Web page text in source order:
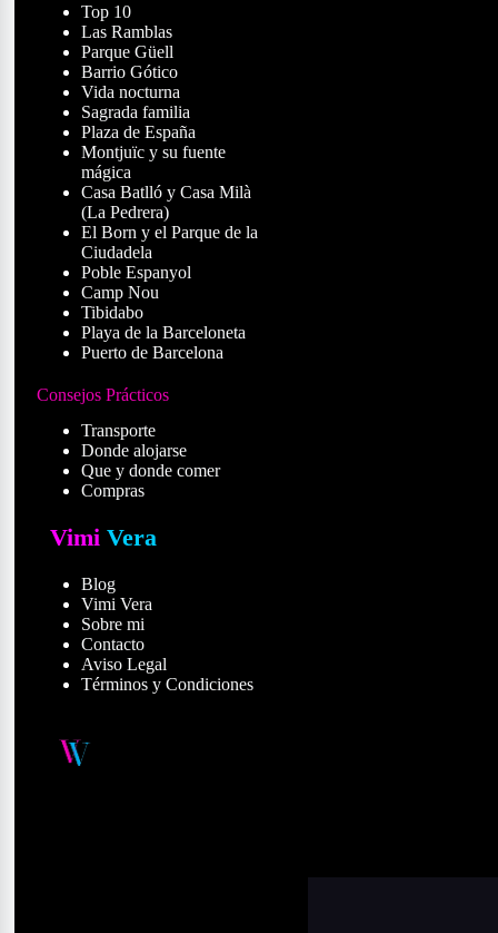
Las Ramblas
transformaron
histórica con la
Top 10
Las Ramblas
Parque Güell
Barrio Gótico
Vida nocturna
Sagrada familia
Plaza de España
Montjuïc y su fuente
mágica
Casa Batlló y Casa Milà
(La Pedrera)
El Born y el Parque de la
Ciudadela
Poble Espanyol
Camp Nou
Tibidabo
Playa de la Barceloneta
Puerto de Barcelona
Consejos Prácticos
Transporte
Donde alojarse
Que y donde comer
Compras
VimiVera
Blog
Vimi Vera
Sobre mi
Contacto
Aviso Legal
Términos y Condiciones